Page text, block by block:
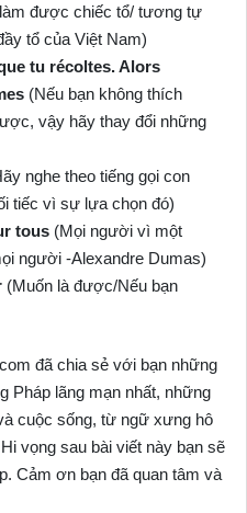
được chiếc tổ/ tương tự
tổ của Việt Nam)
tu récoltes. Alors
(Nếu bạn không thích
vậy hãy thay đổi những
nghe theo tiếng gọi con
tiếc vì sự lựa chọn đó)
tous(Mọi người vì một
người ‐Alexandre Dumas)
(Muốn là được/Nếu bạn
đã chia sẻ với bạn những
Pháp lãng mạn nhất, những
cuộc sống, từ ngữ xưng hô
vọng sau bài viết này bạn sẽ
Cảm ơn bạn đã quan tâm và